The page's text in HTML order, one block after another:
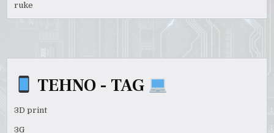
ruke
TEHNO - TAG
3D print
3G